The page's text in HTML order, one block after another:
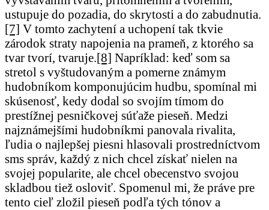
ustupuje do pozadia, do skrytosti a do zabudnutia.
[7] V tomto zachytení a uchopení tak tkvie
zárodok straty napojenia na prameň, z ktorého sa
tvar tvorí, tvaruje.[8] Napríklad: keď som sa
stretol s vyštudovaným a pomerne známym
hudobníkom komponujúcim hudbu, spomínal mi
skúsenosť, kedy dodal so svojím tímom do
prestížnej pesničkovej súťaže pieseň. Medzi
najznámejšími hudobníkmi panovala rivalita,
ľudia o najlepšej piesni hlasovali prostredníctvom
sms správ, každý z nich chcel získať nielen na
svojej popularite, ale chcel obecenstvo svojou
skladbou tiež osloviť. Spomenul mi, že práve pre
tento cieľ zložil pieseň podľa tých tónov a